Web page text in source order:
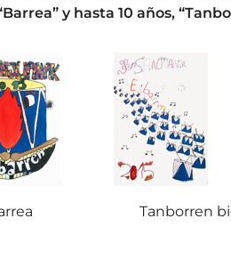
y hasta 10 años,
Barrea Tanborren